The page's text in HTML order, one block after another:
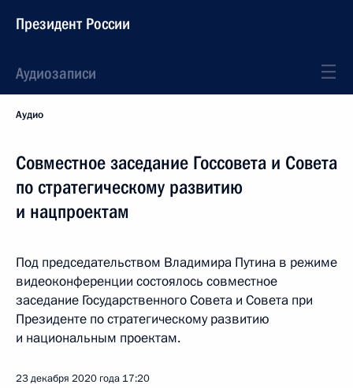
Президент России
Аудиозаписи
Аудио
Совместное заседание Госсовета и Совета
по стратегическому развитию
и нацпроектам
Под председательством Владимира Путина в режиме
видеоконференции состоялось совместное
заседание Государственного Совета и Совета при
Президенте по стратегическому развитию
и национальным проектам.
23 декабря 2020 года 17:20